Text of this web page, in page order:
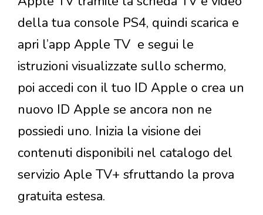
della tua console PS4, quindi scarica e
apri l’app Apple TV e segui le
istruzioni visualizzate sullo schermo,
poi accedi con il tuo ID Apple o crea un
nuovo ID Apple se ancora non ne
possiedi uno. Inizia la visione dei
contenuti disponibili nel catalogo del
servizio Aple TV+ sfruttando la prova
gratuita estesa.